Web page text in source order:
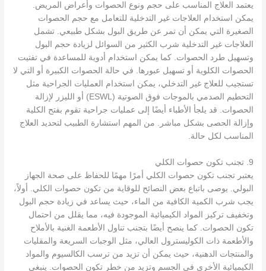
يعتمد العلاج المناسب على حجم ونوع الحصوات وأعراض المريض.
يمكن استخدام العلاجات غير التدخلية للتعامل مع حجم الحصوات
الصغيرة التي يمكن أن تمر عن طريق البول بشكل طبيعي. تشمل
العلاجات غير التدخلية شرب الكثير من السوائل لزيادة حجم البول
وتسهيل طرد الحصوات. كما يمكن استخدام أدوية للمساعدة في تفتيت
الحصوات الكلوية أو تسهيل عبورها. في حالة الحصوات الكبيرة أو التي لا
تستجيب للعلاج غير التدخلي، يمكن استخدام العمليات الجراحية مثل
التحطيم الصدمي بالموجات فوق الصوتية (ESWL) أو الليزر لإزالة
الحصوات. قد يلجأ الأطباء أيضًا إلى عمليات جراحية تقوم بفتح الكلية
وإزالة الحصى بشكل مباشر. من المهم استشارة الطبيب لتحديد العلاج
المناسب لكل حالة.
9. تجنب تكون حصوات الكلي
يعتبر تجنب تكون حصوات الكلي أمرًا مهمًا للحفاظ على صحة الجهاز
البولي. يوصى باتباع بعض النصائح للوقاية من تكون حصوات الكلي. أولاً،
يجب شرب الكمية الكافية من الماء، حيث يساعد في زيادة حجم البول
وتخفيف تركيز المواد الكيميائية الموجودة فيه، مما يقلل من احتمال
تكون الحصوات. كما ينصح أيضًا بتجنب تناول الأطعمة الغنية بالأملاح
والأطعمة ذات الكوليسترول العالي، مثل الوجبات السريعة والمقليات
والمنتجات الدهنية، حيث يمكن أن تزيد من ترسب الكالسيوم والمواد
الكيميائية الأخرى في الجسم وتزيد من خطر تكون الحصوات. ينبغي